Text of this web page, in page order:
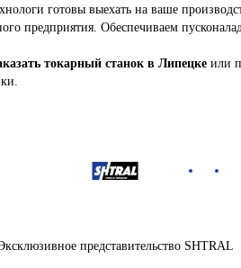
готовы выехать на ваше
предприятия. Обеспечиваем
токарный станок в Липецке или
представительство SHTRAL